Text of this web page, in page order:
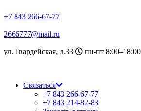
+7 843 266-67-77
2666777@mail.ru
ул. Гвардейская, д.33 пн-пт 8:00–18:00
Связаться
+7 843 266-67-77
+7 843 214-82-83